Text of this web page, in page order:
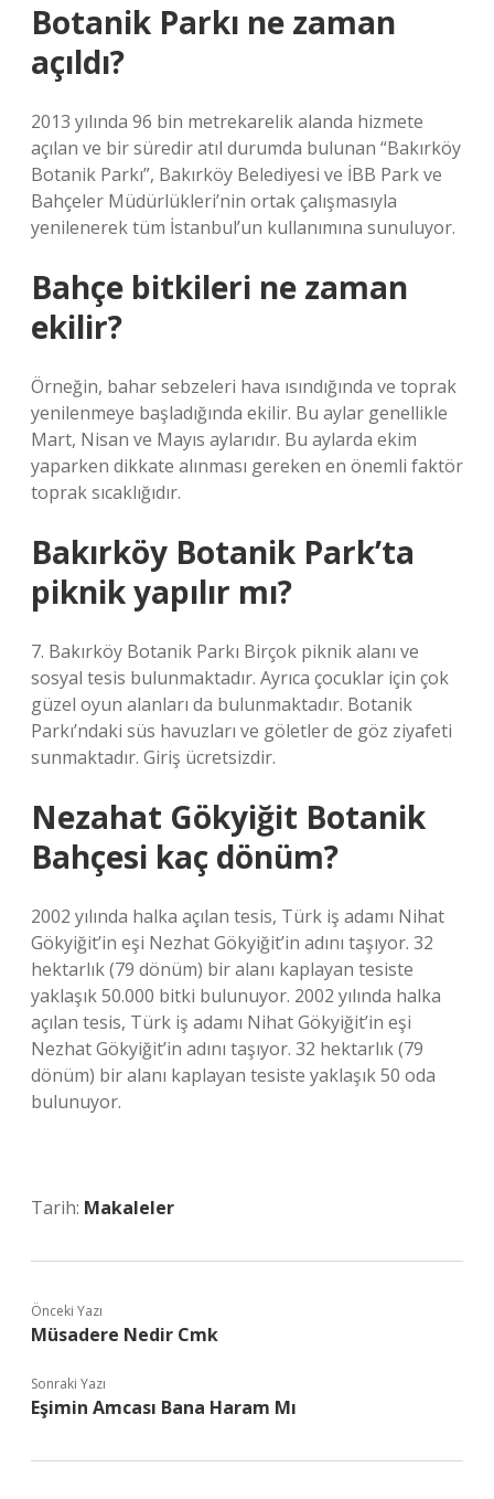
Botanik Parkı ne zaman
açıldı?
2013 yılında 96 bin metrekarelik alanda hizmete
açılan ve bir süredir atıl durumda bulunan “Bakırköy
Botanik Parkı”, Bakırköy Belediyesi ve İBB Park ve
Bahçeler Müdürlükleri’nin ortak çalışmasıyla
yenilenerek tüm İstanbul’un kullanımına sunuluyor.
Bahçe bitkileri ne zaman
ekilir?
Örneğin, bahar sebzeleri hava ısındığında ve toprak
yenilenmeye başladığında ekilir. Bu aylar genellikle
Mart, Nisan ve Mayıs aylarıdır. Bu aylarda ekim
yaparken dikkate alınması gereken en önemli faktör
toprak sıcaklığıdır.
Bakırköy Botanik Park’ta
piknik yapılır mı?
7. Bakırköy Botanik Parkı Birçok piknik alanı ve
sosyal tesis bulunmaktadır. Ayrıca çocuklar için çok
güzel oyun alanları da bulunmaktadır. Botanik
Parkı’ndaki süs havuzları ve göletler de göz ziyafeti
sunmaktadır. Giriş ücretsizdir.
Nezahat Gökyiğit Botanik
Bahçesi kaç dönüm?
2002 yılında halka açılan tesis, Türk iş adamı Nihat
Gökyiğit’in eşi Nezhat Gökyiğit’in adını taşıyor. 32
hektarlık (79 dönüm) bir alanı kaplayan tesiste
yaklaşık 50.000 bitki bulunuyor. 2002 yılında halka
açılan tesis, Türk iş adamı Nihat Gökyiğit’in eşi
Nezhat Gökyiğit’in adını taşıyor. 32 hektarlık (79
dönüm) bir alanı kaplayan tesiste yaklaşık 50 oda
bulunuyor.
Tarih: Makaleler
Önceki Yazı
Müsadere Nedir Cmk
Sonraki Yazı
Eşimin Amcası Bana Haram Mı